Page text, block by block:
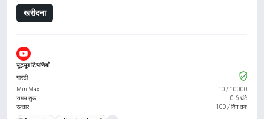
खरीदना
यूट्यूब टिप्पणियाँ
गारंटी
Min Max
10 / 10000
समय शुरू
0-6 घंटे
रफ़्तार
100 / दिन तक